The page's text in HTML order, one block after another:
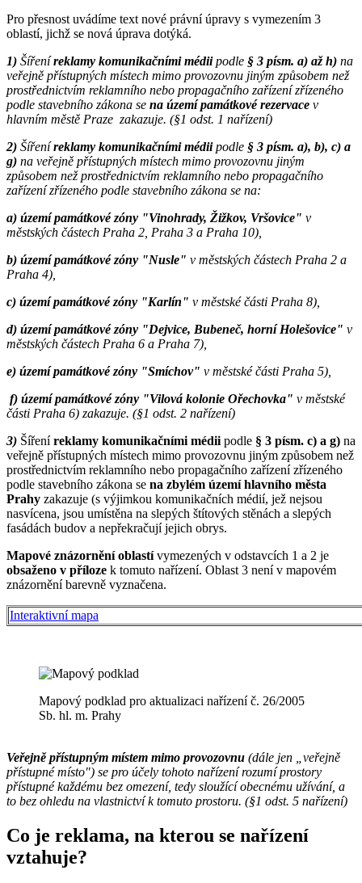
Pro přesnost uvádíme text nové právní úpravy s vymezením 3
oblastí, jichž se nová úprava dotýká.
1) Šířeníreklamy komunikačními médiipodle § 3 písm. a) až h) na
veřejně přístupných místech mimo provozovnu jiným způsobem než
prostřednictvím reklamního nebo propagačního zařízení zřízeného
podle stavebního zákona se na území památkové rezervace v
hlavním městě Praze zakazuje. (§1 odst. 1 nařízení)
2) Šířeníreklamy komunikačními médiipodle § 3 písm. a), b), c) a
g) na veřejně přístupných místech mimo provozovnu jiným
způsobem než prostřednictvím reklamního nebo propagačního
zařízení zřízeného podle stavebního zákona se na:
a) území památkové zóny "Vinohrady, Žižkov, Vršovice" v
městských částech Praha 2, Praha 3 a Praha 10),
b) území památkové zóny "Nusle" v městských částech Praha 2 a
Praha 4),
c) území památkové zóny "Karlín" v městské části Praha 8),
d) území památkové zóny "Dejvice, Bubeneč, horní Holešovice" v
městských částech Praha 6 a Praha 7),
e) území památkové zóny "Smíchov" v městské části Praha 5),
f) území památkové zóny "Vilová kolonie Ořechovka" v městské
části Praha 6) zakazuje. (§1 odst. 2 nařízení)
3) Šířeníreklamy komunikačními médii podle § 3 písm. c) a g) na
veřejně přístupných místech mimo provozovnu jiným způsobem než
prostřednictvím reklamního nebo propagačního zařízení zřízeného
podle stavebního zákona se na zbylém území hlavního města
Prahy zakazuje (s výjimkou komunikačních médií, jež nejsou
nasvícena, jsou umístěna na slepých štítových stěnách a slepých
fasádách budov a nepřekračují jejich obrys.
Mapové znázornění oblastívymezených v odstavcích 1 a 2 je
obsaženo v příloze k tomuto nařízení. Oblast 3 není v mapovém
znázornění barevně vyznačena.
Interaktivní mapa
Mapový podklad pro aktualizaci nařízení č. 26/2005
Sb. hl. m. Prahy
Veřejně přístupným místem mimo provozovnu (dále jen „veřejně
přístupné místo") se pro účely tohoto nařízení rozumí prostory
přístupné každému bez omezení, tedy sloužící obecnému užívání, a
to bez ohledu na vlastnictví k tomuto prostoru. (§1 odst. 5 nařízení)
Co je reklama, na kterou se nařízení
vztahuje?